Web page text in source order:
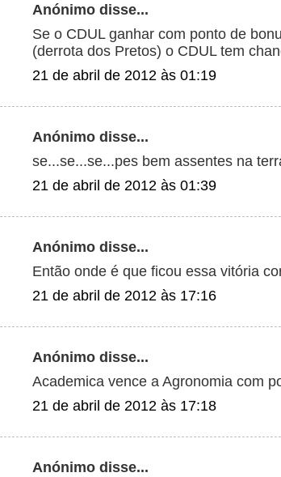
Anónimo disse...
Se o CDUL ganhar com ponto de
(derrota dos Pretos) o CDUL tem
21 de abril de 2012 às 01:19
Anónimo disse...
se...se...se...pes bem assentes na
21 de abril de 2012 às 01:39
Anónimo disse...
Então onde é que ficou essa vitória
21 de abril de 2012 às 17:16
Anónimo disse...
Academica vence a Agronomia com
21 de abril de 2012 às 17:18
Anónimo disse...